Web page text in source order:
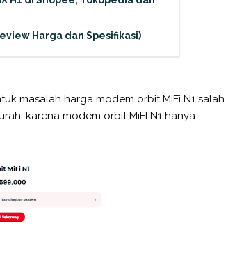
Harga dan Spesifikasi)
masalah harga modem orbit MiFi N1 salah
karena modem orbit MiFI N1 hanya